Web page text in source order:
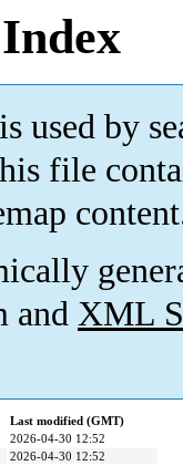
used by
file
and XML
Last modified (GMT)
2026-04-30 12:52
2026-04-30 12:52